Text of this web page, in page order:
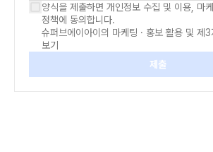
양식을 제출하면 개인정보 수집 및 이용, 마
정책에 동의합니다.
슈퍼브에이아이의 마케팅 · 홍보 활용 및 제
보기
제출